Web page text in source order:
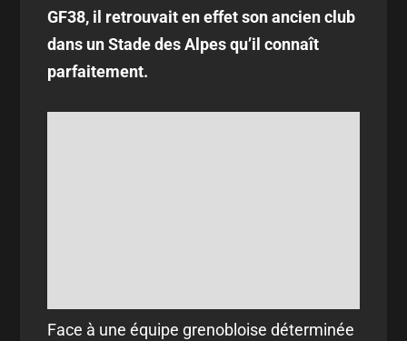
GF38, il retrouvait en effet son ancien club
dans un Stade des Alpes qu’il connaît
parfaitement.
Face à une équipe grenobloise déterminée